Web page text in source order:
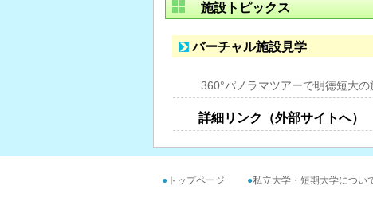
施設トピックス
バーチャル施設見学
360°パノラマツアーで明徳短大の
詳細リンク（外部サイトへ）
● トップページ ●私立大学・短期大学につい